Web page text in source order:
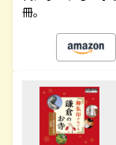
冊。